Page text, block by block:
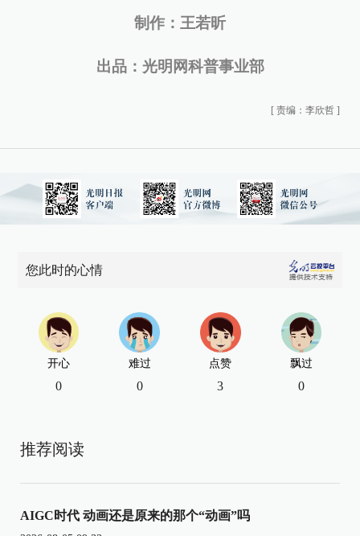
制作：王若昕
出品：光明网科普事业部
[ 责编：李欣哲 ]
您此时的心情
开心
0
难过
0
点赞
3
飘过
0
推荐阅读
AIGC时代 动画还是原来的那个“动画”吗